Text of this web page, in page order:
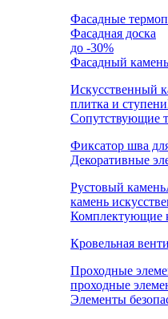
Фасадные
Фасадная доска
до -30%
Фасадный камень
Искусственный
плитка и ступени
Сопутствующие
Фиксатор шва
Декоративные
Рустовый камень
камень
Комплектующие
Кровельная
Проходные
проходные
Элементы